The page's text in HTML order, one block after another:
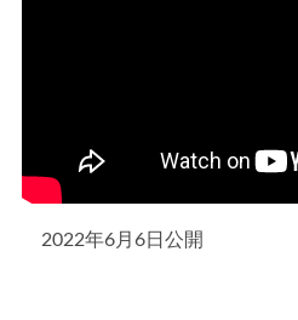
2022年6月6日公開